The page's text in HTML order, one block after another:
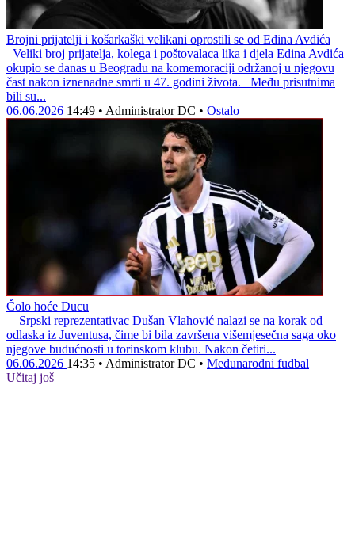
Brojni prijatelji i košarkaški velikani oprostili se od Edina Avdića
Veliki broj prijatelja, kolega i poštovalaca lika i djela Edina Avdića
okupio se danas u Beogradu na komemoraciji održanoj u njegovu
čast nakon iznenadne smrti u 47. godini života. Među prisutnima
bili su...
06.06.2026 14:49 • Administrator DC • Ostalo
Čolo hoće Ducu
Srpski reprezentativac Dušan Vlahović nalazi se na korak od
odlaska iz Juventusa, čime bi bila završena višemjesečna saga oko
njegove budućnosti u torinskom klubu. Nakon četiri...
06.06.2026 14:35 • Administrator DC • Međunarodni fudbal
Učitaj još